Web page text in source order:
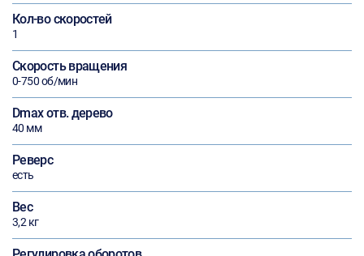
Кол-во скоростей
1
Скорость вращения
0-750 об/мин
Dmax отв. дерево
40 мм
Реверс
есть
Вес
3,2 кг